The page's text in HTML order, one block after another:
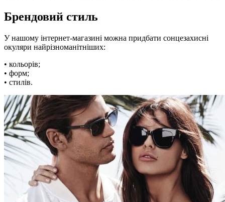
Брендовий стиль
У нашому інтернет-магазині можна придбати сонцезахисні
окуляри найрізноманітніших:
• кольорів;
• форм;
• стилів.